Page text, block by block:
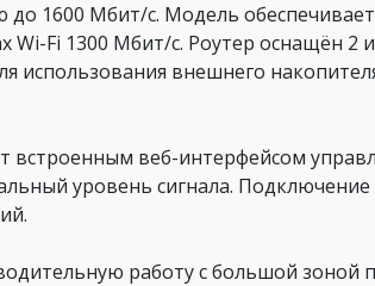
до 1600 Мбит/с. Модель
Wi-Fi 1300 Мбит/с. Роутер оснащён 2
использования внешнего
встроенным веб-интерфейсом
уровень сигнала.
работу с большой